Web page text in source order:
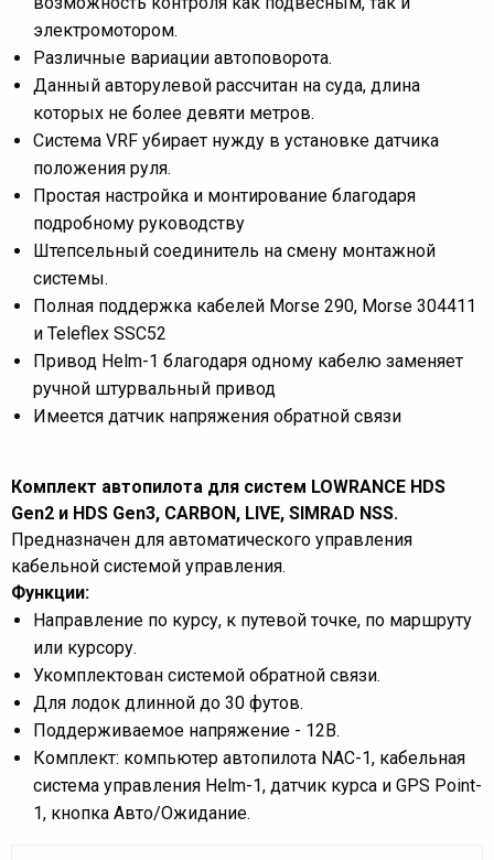
электромотором.
Различные вариации автоповорота.
Данный авторулевой рассчитан на суда, длина
которых не более девяти метров.
Система VRF убирает нужду в установке датчика
положения руля.
Простая настройка и монтирование благодаря
подробному руководству
Штепсельный соединитель на смену монтажной
системы.
Полная поддержка кабелей Morse 290, Morse 304411
и Teleflex SSC52
Привод Helm-1 благодаря одному кабелю заменяет
ручной штурвальный привод
Имеется датчик напряжения обратной связи
Комплект автопилота для систем LOWRANCE HDS
Gen2 и HDS Gen3, CARBON, LIVE, SIMRAD NSS.
Предназначен для автоматического управления
кабельной системой управления.
Функции:
Направление по курсу, к путевой точке, по маршруту
или курсору.
Укомплектован системой обратной связи.
Для лодок длинной до 30 футов.
Поддерживаемое напряжение - 12В.
Комплект: компьютер автопилота NAC-1, кабельная
система управления Helm-1, датчик курса и GPS Point-
1, кнопка Авто/Ожидание.